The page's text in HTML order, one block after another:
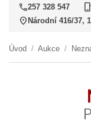
call257 328 547 phone_iphone
location_on Národní 416/37,
Úvod / Aukce /